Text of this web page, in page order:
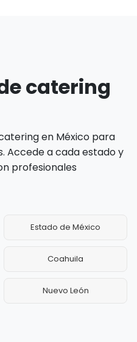
catering
en México para
Accede a cada estado y
profesionales
Estado de México
Coahuila
Nuevo León